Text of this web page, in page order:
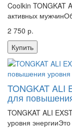
Coolkin TONGKAT
активных
2 750 р.
Купить
TONGKAT ALI
для
TONGKAT ALI
уровня